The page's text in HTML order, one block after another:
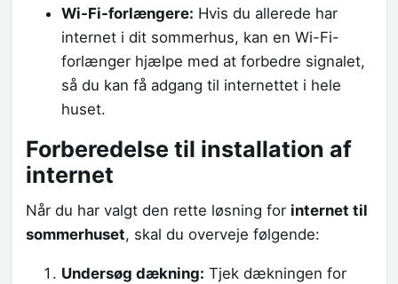
Wi-Fi-forlængere: Hvis du allerede har
internet i dit sommerhus, kan en Wi-Fi-
forlænger hjælpe med at forbedre signalet,
så du kan få adgang til internettet i hele
huset.
Forberedelse til installation af
internet
Når du har valgt den rette løsning for internet til
sommerhuset, skal du overveje følgende:
Undersøg dækning: Tjek dækningen for